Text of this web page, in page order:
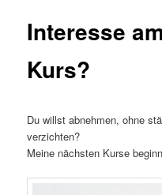
Interesse
Kurs?
Du willst abnehmen, ohne
verzichten?
Meine nächsten Kurse